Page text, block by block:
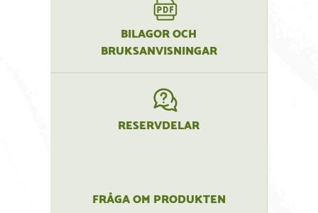
BILAGOR OCH
BRUKSANVISNINGAR
RESERVDELAR
FRÅGA OM PRODUKTEN